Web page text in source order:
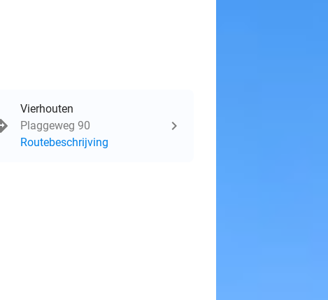
Vierhouten
Plaggeweg 90
Routebeschrijving